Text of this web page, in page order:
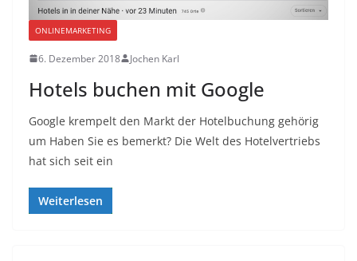
ONLINEMARKETING
6. Dezember 2018 Jochen Karl
Hotels buchen mit Google
Google krempelt den Markt der Hotelbuchung gehörig
um Haben Sie es bemerkt? Die Welt des Hotelvertriebs
hat sich seit ein
Weiterlesen